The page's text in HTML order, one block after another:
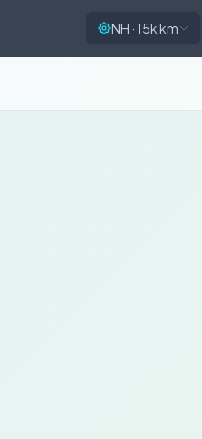
NH · 15k km